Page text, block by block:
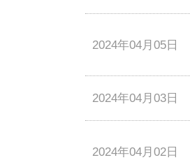
2024年04月05日
2024年04月03日
2024年04月02日